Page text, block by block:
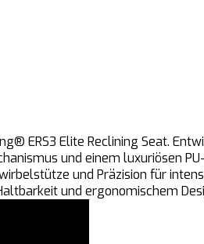
ERS3 Elite Reclining Seat.
und einem luxuriösen
und Präzision für
und ergonomischem